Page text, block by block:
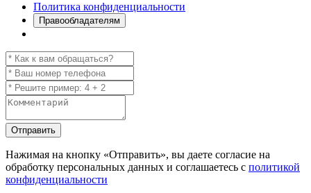
Политика конфиденциальности
Правообладателям
Отправить
Нажимая на кнопку «Отправить», вы даете согласие на
обработку персональных данных и соглашаетесь с политикой
конфиденциальности